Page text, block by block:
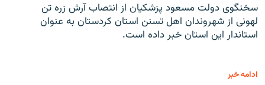
سخنگوی دولت مسعود پزشکیان از انتصاب آرش زره تن
لهونی از شهروندان اهل تسنن استان کردستان به عنوان
استاندار این استان خبر داده است.
ادامه خبر